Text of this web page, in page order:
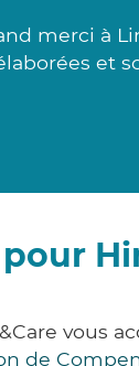
merci à
et
vous
de